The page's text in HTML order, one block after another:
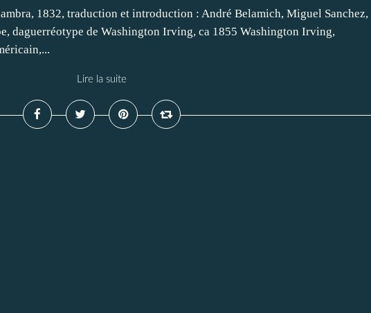
1832, traduction et introduction : André Belamich, Miguel Sanchez,
daguerréotype de Washington Irving, ca 1855 Washington Irving,
Lire la suite